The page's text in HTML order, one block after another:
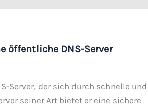
öffentliche DNS-Server
Server, der sich durch schnelle und
seiner Art bietet er eine sichere